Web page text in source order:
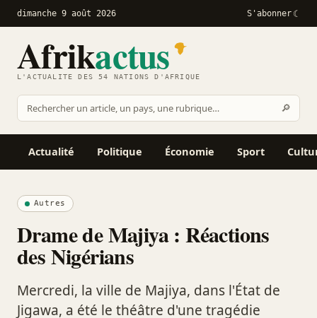
dimanche 9 août 2026 S'abonner
Afrikactus
L'ACTUALITÉ DES 54 NATIONS D'AFRIQUE
Rechercher
sur
Afrikactus
🔎
Actualité Politique Économie Sport
Autres
Drame de Majiya : Réactions
des Nigérians
Mercredi, la ville de Majiya, dans l'État de
Jigawa, a été le théâtre d'une tragédie